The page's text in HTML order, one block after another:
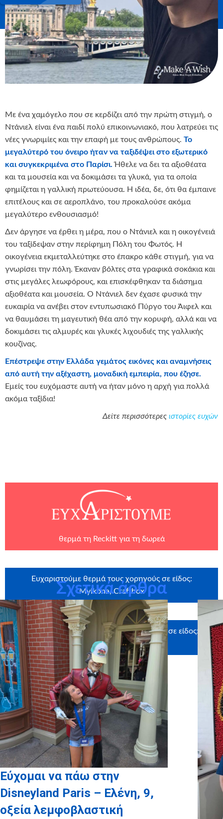
Με ένα χαμόγελο που σε κερδίζει από την πρώτη στιγμή, ο
Ντάνιελ είναι ένα παιδί πολύ επικοινωνιακό, που λατρεύει τις
νέες γνωριμίες και την επαφή με τους ανθρώπους. Το
μεγαλύτερό του όνειρο ήταν να ταξιδέψει στο εξωτερικό
και συγκεκριμένα στο Παρίσι. Ήθελε να δει τα αξιοθέατα
και τα μουσεία και να δοκιμάσει τα γλυκά, για τα οποία
φημίζεται η γαλλική πρωτεύουσα. Η ιδέα, δε, ότι θα έμπαινε
επιτέλους και σε αεροπλάνο, του προκαλούσε ακόμα
μεγαλύτερο ενθουσιασμό!
Δεν άργησε να έρθει η μέρα, που ο Ντάνιελ και η οικογένειά
του ταξίδεψαν στην περίφημη Πόλη του Φωτός. Η
οικογένεια εκμεταλλεύτηκε στο έπακρο κάθε στιγμή, για να
γνωρίσει την πόλη. Έκαναν βόλτες στα γραφικά σοκάκια και
στις μεγάλες λεωφόρους, και επισκέφθηκαν τα διάσημα
αξιοθέατα και μουσεία. Ο Ντάνιελ δεν έχασε φυσικά την
ευκαιρία να ανέβει στον εντυπωσιακό Πύργο του Άιφελ και
να θαυμάσει τη μαγευτική θέα από την κορυφή, αλλά και να
δοκιμάσει τις αλμυρές και γλυκές λιχουδιές της γαλλικής
κουζίνας.
Επέστρεψε στην Ελλάδα γεμάτος εικόνες και αναμνήσεις
από αυτή την αξέχαστη, μοναδική εμπειρία, που έζησε.
Εμείς του ευχόμαστε αυτή να ήταν μόνο η αρχή για πολλά
ακόμα ταξίδια!
Δείτε περισσότερες ιστορίες ευχών
θερμά τη Reckittγια τη δωρεά
Ευχαριστούμε θερμά τους χορηγούς σε είδος:
MyIkona, Craftbox
Ευχαριστούμε θερμά τους υποστηρικτές σε είδος:
Uniglobe Hellas
Σχετικά άρθρα
Εύχομαι να πάω στην
Disneyland Paris – Ελένη, 9,
οξεία λεμφοβλαστική